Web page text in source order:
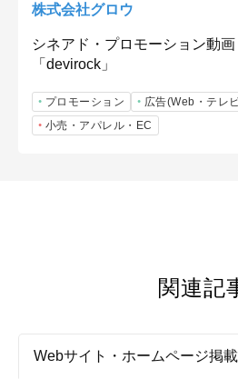
株式会社グロウ
シネアド・プロモーション動
「devirock」
プロモーション 広告(Web・テレ
小売・アパレル・EC
関連記
Webサイト・ホームページ掲載